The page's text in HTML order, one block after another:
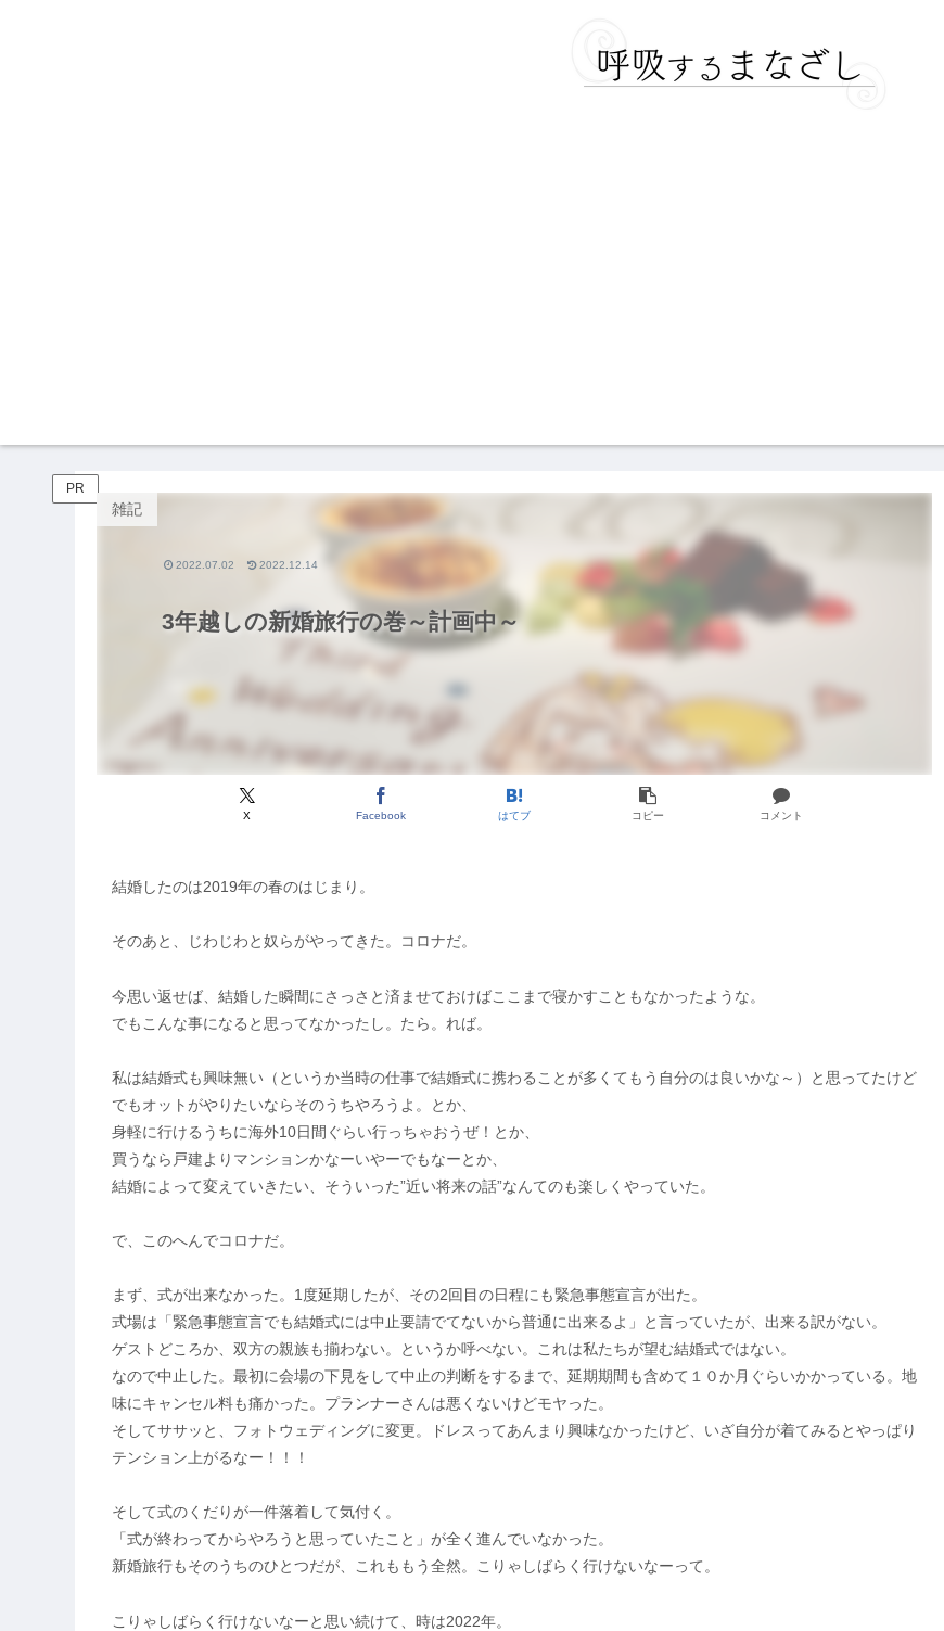
PR
3年越しの新婚旅行の巻～計画中～
雑記
X Facebook はてブ コピー コメント
2022.07.02 2022.12.14
結婚したのは2019年の春のはじまり。
そのあと、じわじわと奴らがやってきた。コロナだ。
今思い返せば、結婚した瞬間にさっさと済ませておけばここまで寝かすこともなかったような。
でもこんな事になると思ってなかったし。たら。れば。
私は結婚式も興味無い（というか当時の仕事で結婚式に携わることが多くてもう自分のは良いかな～）と思ってたけど
でもオットがやりたいならそのうちやろうよ。とか、
身軽に行けるうちに海外10日間ぐらい行っちゃおうぜ！とか、
買うなら戸建よりマンションかなーいやーでもなーとか、
結婚によって変えていきたい、そういった”近い将来の話”なんてのも楽しくやっていた。
で、このへんでコロナだ。
まず、式が出来なかった。1度延期したが、その2回目の日程にも緊急事態宣言が出た。
式場は「緊急事態宣言でも結婚式には中止要請でてないから普通に出来るよ」と言っていたが、出来る訳がない。
ゲストどころか、双方の親族も揃わない。というか呼べない。これは私たちが望む結婚式ではない。
なので中止した。最初に会場の下見をして中止の判断をするまで、延期期間も含めて１０か月ぐらいかかっている。地
味にキャンセル料も痛かった。プランナーさんは悪くないけどモヤった。
そしてササッと、フォトウェディングに変更。ドレスってあんまり興味なかったけど、いざ自分が着てみるとやっぱり
テンション上がるなー！！！
そして式のくだりが一件落着して気付く。
「式が終わってからやろうと思っていたこと」が全く進んでいなかった。
新婚旅行もそのうちのひとつだが、これももう全然。こりゃしばらく行けないなーって。
こりゃしばらく行けないなーと思い続けて、時は2022年。